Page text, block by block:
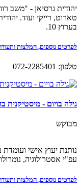
יהודית גרסיאן - "משב
טארוט, רייקי ועוד.
בערוץ 10.
לפרטים נוספים, המלצות
טלפון: 072-2285401
גילה בויום - מיסטיקנית
מבוקש
נותנת יעוץ אישי
עפ"י אסטרולוגיה,
לפרטים נוספים, המלצות